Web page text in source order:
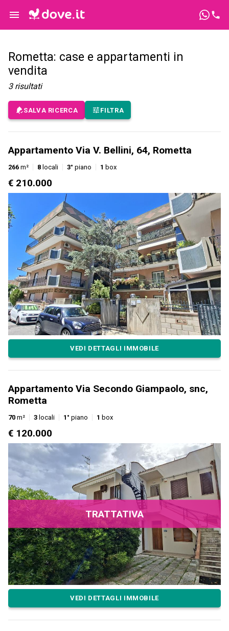
Rometta: case e appartamenti in
vendita
3 risultati
SALVA RICERCA FILTRA
Appartamento Via V. Bellini, 64, Rometta
266 m² 8 locali 3° piano 1 box
€ 210.000
VEDI DETTAGLI IMMOBILE
Appartamento Via Secondo Giampaolo, snc,
Rometta
70 m² 3 locali 1° piano 1 box
€ 120.000
TRATTATIVA
VEDI DETTAGLI IMMOBILE